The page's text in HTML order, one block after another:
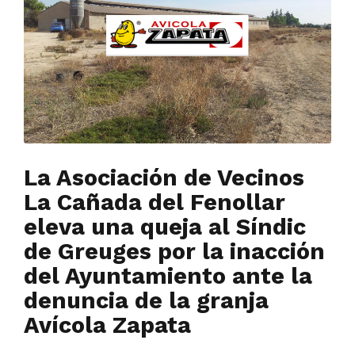
La Asociación de Vecinos
La Cañada del Fenollar
eleva una queja al Síndic
de Greuges por la inacción
del Ayuntamiento ante la
denuncia de la granja
Avícola Zapata